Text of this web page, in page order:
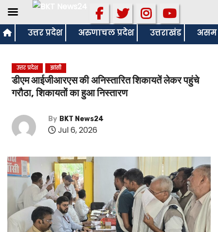
S
k
उत्तर प्रदेश अरुणाचल प्रदेश उत्तराखंड असम
उत्तर प्रदेश झांसी
डीएम आईजीआरएस की अनिस्तारित शिकायतें लेकर पहुंचे
गरौठा, शिकायतों का हुआ निस्तारण
By BKT News24
Jul 6, 2026